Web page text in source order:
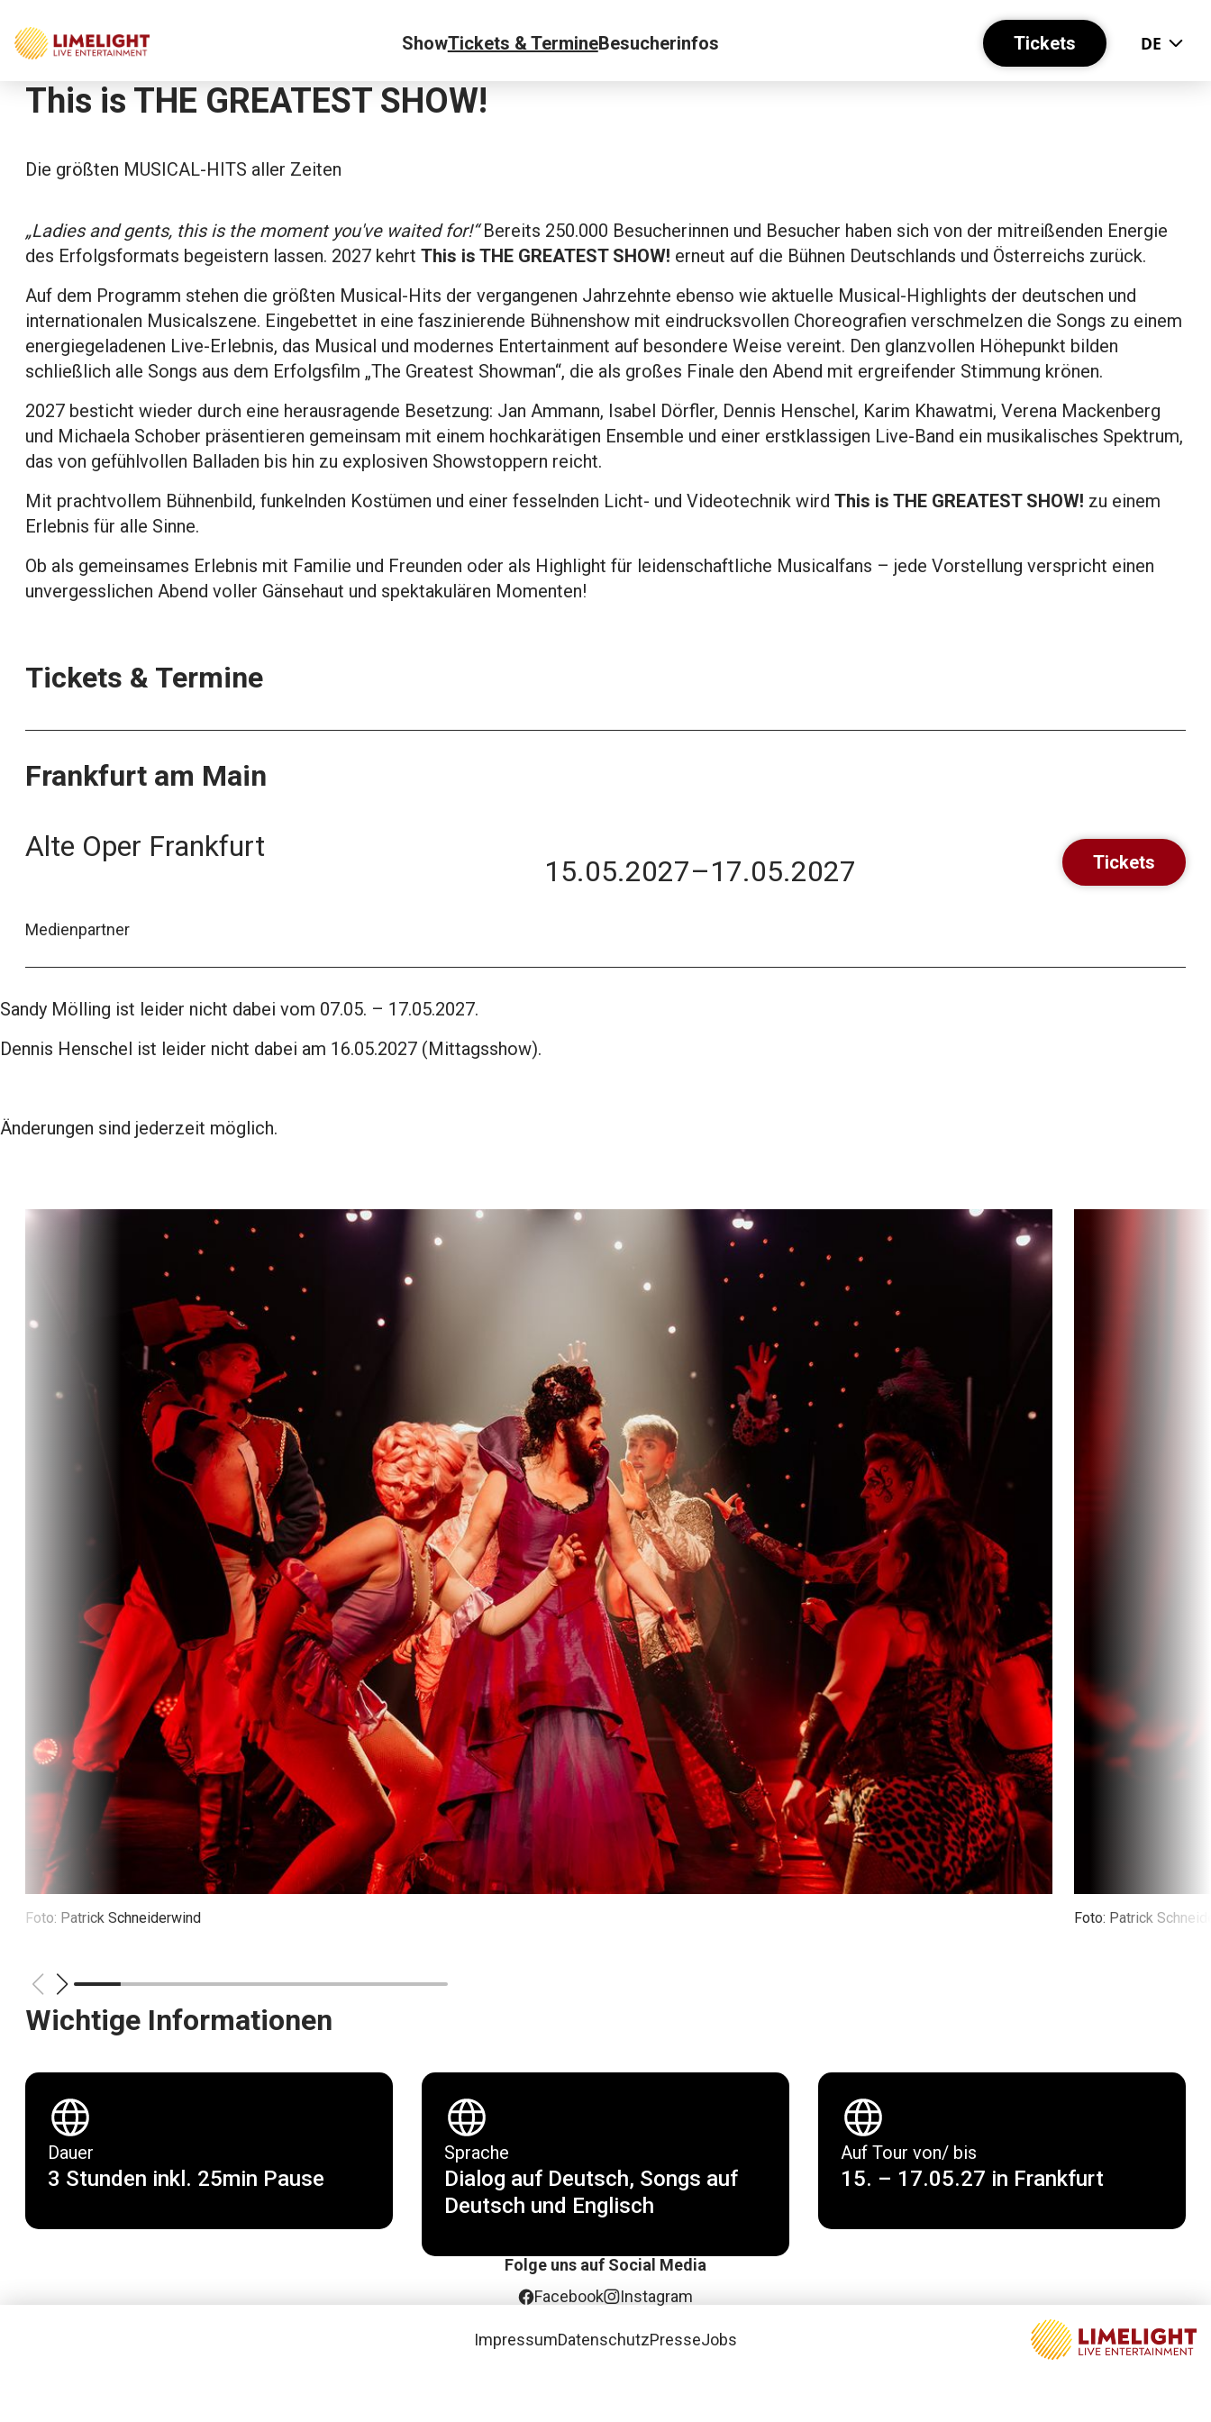
ShowTickets & TermineBesucherinfos Tickets DE
This is THE GREATEST SHOW!
Die größten MUSICAL-HITS aller Zeiten
„Ladies and gents, this is the moment you've waited for!“Bereits 250.000 Besucherinnen und Besucher haben sich von der mitreißenden Energie
des Erfolgsformats begeistern lassen. 2027 kehrt This is THE GREATEST SHOW! erneut auf die Bühnen Deutschlands und Österreichs zurück.
Auf dem Programm stehen die größten Musical-Hits der vergangenen Jahrzehnte ebenso wie aktuelle Musical-Highlights der deutschen und
internationalen Musicalszene. Eingebettet in eine faszinierende Bühnenshow mit eindrucksvollen Choreografien verschmelzen die Songs zu einem
energiegeladenen Live-Erlebnis, das Musical und modernes Entertainment auf besondere Weise vereint. Den glanzvollen Höhepunkt bilden
schließlich alle Songs aus dem Erfolgsfilm „The Greatest Showman“, die als großes Finale den Abend mit ergreifender Stimmung krönen.
2027 besticht wieder durch eine herausragende Besetzung: Jan Ammann, Isabel Dörfler, Dennis Henschel, Karim Khawatmi, Verena Mackenberg
und Michaela Schober präsentieren gemeinsam mit einem hochkarätigen Ensemble und einer erstklassigen Live-Band ein musikalisches Spektrum,
das von gefühlvollen Balladen bis hin zu explosiven Showstoppern reicht.
Mit prachtvollem Bühnenbild, funkelnden Kostümen und einer fesselnden Licht- und Videotechnik wird This is THE GREATEST SHOW! zu einem
Erlebnis für alle Sinne.
Ob als gemeinsames Erlebnis mit Familie und Freunden oder als Highlight für leidenschaftliche Musicalfans – jede Vorstellung verspricht einen
unvergesslichen Abend voller Gänsehaut und spektakulären Momenten!
Tickets & Termine
Frankfurt am Main
Alte Oper Frankfurt
15.05.2027–17.05.2027 Tickets
Medienpartner
Sandy Mölling ist leider nicht dabei vom 07.05. – 17.05.2027.
Dennis Henschel ist leider nicht dabei am 16.05.2027 (Mittagsshow).
Änderungen sind jederzeit möglich.
Foto: Patrick Schneiderwind Foto: Patrick
Wichtige Informationen
Dauer
3 Stunden inkl. 25min Pause
Sprache
Dialog auf Deutsch, Songs auf
Deutsch und Englisch
Auf Tour von/ bis
15. – 17.05.27 in Frankfurt
Folge uns auf Social Media
Facebook
Instagram
ImpressumDatenschutzPresseJobs